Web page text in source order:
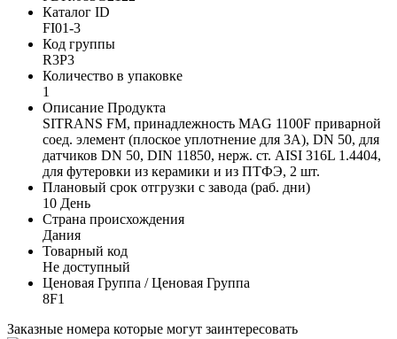
Каталог ID
FI01-3
Код группы
R3P3
Количество в упаковке
1
Описание Продукта
SITRANS FM, принадлежность MAG 1100F приварной
соед. элемент (плоское уплотнение для 3A), DN 50, для
датчиков DN 50, DIN 11850, нерж. ст. AISI 316L 1.4404,
для футеровки из керамики и из ПТФЭ, 2 шт.
Плановый срок отгрузки с завода (раб. дни)
10 День
Страна происхождения
Дания
Товарный код
Не доступный
Ценовая Группа / Ценовая Группа
8F1
Заказные номера которые могут заинтересовать